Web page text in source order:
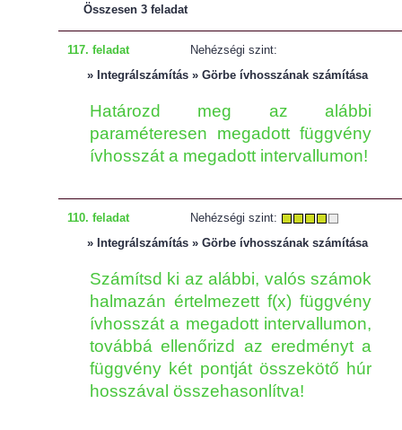
Összesen 3 feladat
117. feladat
Nehézségi szint:
» Integrálszámítás » Görbe ívhosszának számítása
Határozd meg az alábbi
paraméteresen megadott függvény
ívhosszát a megadott intervallumon!
110. feladat
Nehézségi szint:
» Integrálszámítás » Görbe ívhosszának számítása
Számítsd ki az alábbi, valós számok
halmazán értelmezett f(x) függvény
ívhosszát a megadott intervallumon,
továbbá ellenőrizd az eredményt a
függvény két pontját összekötő húr
hosszával összehasonlítva!